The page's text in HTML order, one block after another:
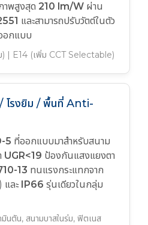
าพสูงสุด 210 lm/W ผ่าน
และสามารถปรับวัตต์ในตัว
อกแบบ
) | E14 (เพิ่ม CCT Selectable)
โรงยิม / พื้นที่ Anti-
5 ที่ออกแบบมาสำหรับสนาม
UGR<19 ป้องกันแสงแยงตา
13 ทนแรงกระแทกจาก
ละ IP66 รุ่นเดียวในกลุ่ม
นตัน, สนามบาสในร่ม, ฟิตเนส